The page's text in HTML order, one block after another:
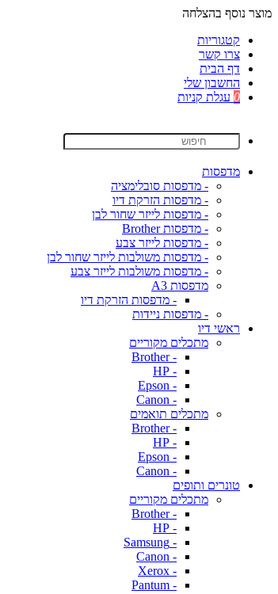
מוצר נוסף בהצלחה
קטגוריות
צרו קשר
דף הבית
החשבון שלי
0 עגלת קניות
מדפסות
- מדפסות סובלימציה
- מדפסות הזרקת דיו
- מדפסות לייזר שחור לבן
- מדפסות Brother
- מדפסות לייזר צבע
- מדפסות משולבות לייזר שחור לבן
- מדפסות משולבות לייזר צבע
מדפסות A3
- מדפסות הזרקת דיו
- מדפסות ניידות
ראשי דיו
מתכלים מקוריים
- Brother
- HP
- Epson
- Canon
מתכלים תואמים
- Brother
- HP
- Epson
- Canon
טונרים ותופים
מתכלים מקוריים
- Brother
- HP
- Samsung
- Canon
- Xerox
- Pantum